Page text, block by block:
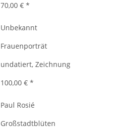
70,00 €*
Unbekannt
Frauenporträt
undatiert, Zeichnung
100,00 €*
Paul Rosié
Großstadtblüten